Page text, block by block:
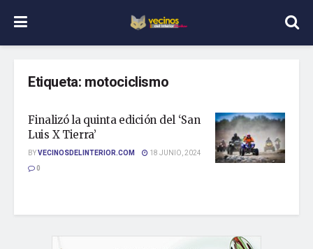
Etiqueta: motociclismo
Finalizó la quinta edición del ‘San
Luis X Tierra’
BYVECINOSDELINTERIOR.COM
18 JUNIO, 2024
0